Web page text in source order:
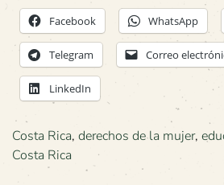
Facebook WhatsApp
Telegram Correo
LinkedIn
Costa Rica, derechos de la mujer,
Costa Rica